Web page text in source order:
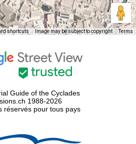
shortcuts Image may be subject to copyright Terms
Guide of the Cyclades
1988-2026
réservés pour tous pays